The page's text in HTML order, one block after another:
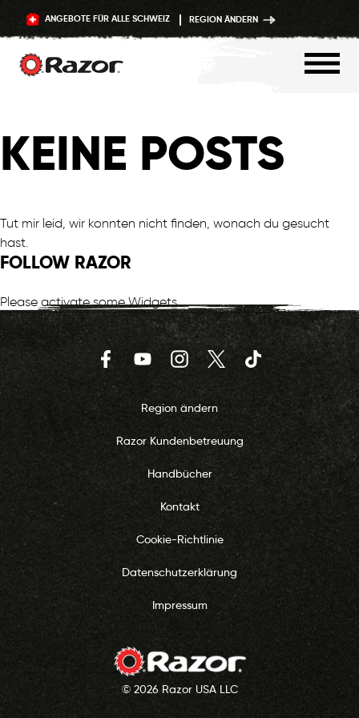
springen
ANGEBOTE FÜR ALLE SCHWEIZ REGION ÄNDERN
KEINE POSTS
Tut mir leid, wir konnten nicht finden, wonach du gesucht
hast.
FOLLOW RAZOR
Please activate some Widgets.
FacebookYouTubeInstagram
Twitter TikTok
Region ändern
Razor Kundenbetreuung
Handbücher
Kontakt
Cookie-Richtlinie
Datenschutzerklärung
Impressum
© 2026 Razor USA LLC